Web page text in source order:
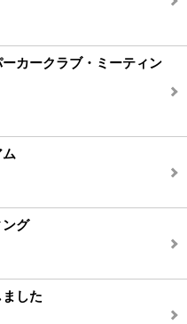
カークラブ・ミーティン
グ
した